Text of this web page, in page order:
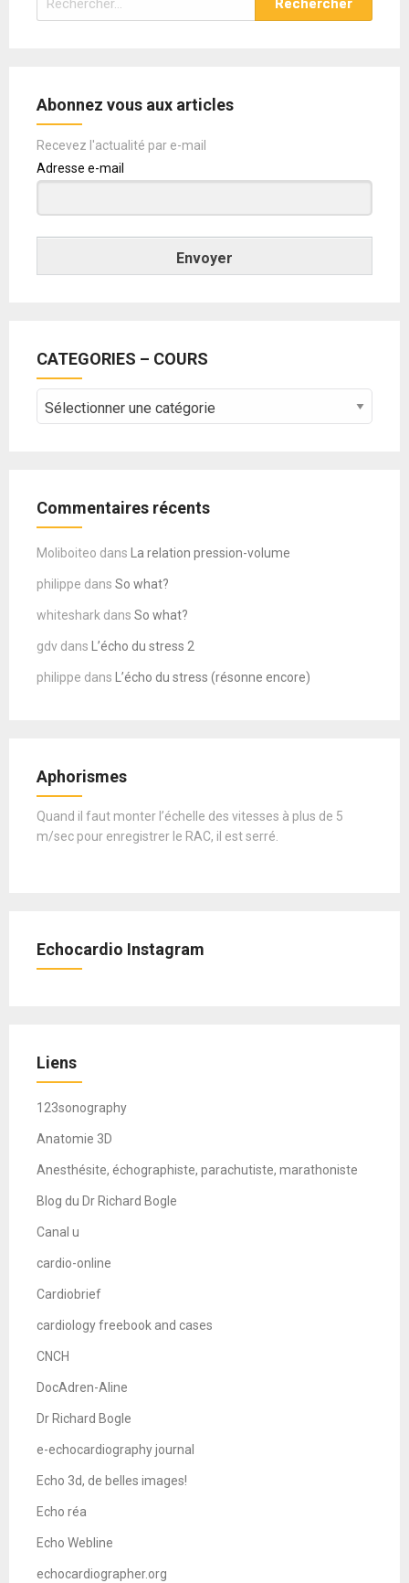
Abonnez vous aux articles
Recevez l'actualité par e-mail
Adresse e-mail
Envoyer
CATEGORIES – COURS
–
Commentaires récents
Moliboiteo dans La relation pression-volume
philippe dans So what?
whiteshark dans So what?
gdv dans L’écho du stress 2
philippe dans L’écho du stress (résonne encore)
Aphorismes
Quand il faut monter l’échelle des vitesses à plus de 5
m/sec pour enregistrer le RAC, il est serré.
Echocardio Instagram
Liens
123sonography
Anatomie 3D
Anesthésite, échographiste, parachutiste, marathoniste
Blog du Dr Richard Bogle
Canal u
cardio-online
Cardiobrief
cardiology freebook and cases
CNCH
DocAdren-Aline
Dr Richard Bogle
e-echocardiography journal
Echo 3d, de belles images!
Echo réa
Echo Webline
echocardiographer.org